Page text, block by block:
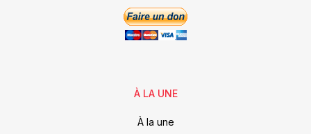
À LA UNE
À la une